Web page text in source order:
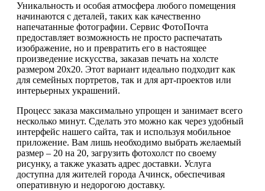
Уникальность и особая атмосфера любого помещения
начинаются с деталей, таких как качественно
напечатанные фотографии. Сервис ФотоПочта
предоставляет возможность не просто распечатать
изображение, но и превратить его в настоящее
произведение искусства, заказав печать на холсте
размером 20х20. Этот вариант идеально подходит как
для семейных портретов, так и для арт-проектов или
интерьерных украшений.
Процесс заказа максимально упрощен и занимает всего
несколько минут. Сделать это можно как через удобный
интерфейс нашего сайта, так и используя мобильное
приложение. Вам лишь необходимо выбрать желаемый
размер – 20 на 20, загрузить фотохолст по своему
рисунку, а также указать адрес доставки. Услуга
доступна для жителей города Ачинск, обеспечивая
оперативную и недорогою доставку.